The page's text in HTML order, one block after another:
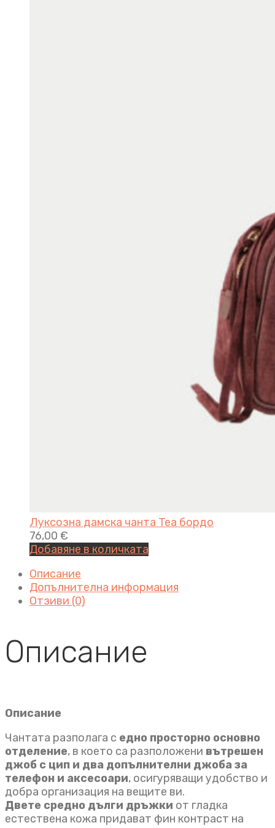
Луксозна дамска чанта Tea бордо
76,00 €
Добавяне в количката
Описание
Допълнителна информация
Отзиви (0)
Описание
Описание
Чантата разполага с едно просторно основно
отделение, в което са разположени вътрешен
джоб с цип и два допълнителни джоба за
телефон и аксесоари, осигуряващи удобство и
добра организация на вещите ви.
Двете средно дълги дръжки от гладка
естествена кожа придават фин контраст на